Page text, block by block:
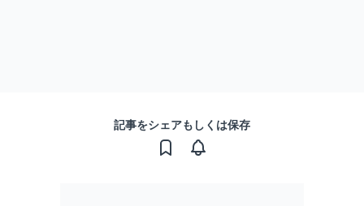
記事をシェアもしくは保存